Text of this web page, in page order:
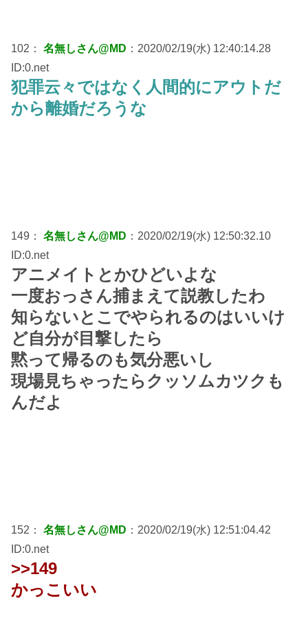
102： 名無しさん@MD ：2020/02/19(水) 12:40:14.28
ID:0.net
犯罪云々ではなく人間的にアウトだ
から離婚だろうな
149： 名無しさん@MD ：2020/02/19(水) 12:50:32.10
ID:0.net
アニメイトとかひどいよな
一度おっさん捕まえて説教したわ
知らないとこでやられるのはいいけ
ど自分が目撃したら
黙って帰るのも気分悪いし
現場見ちゃったらクッソムカツクも
んだよ
152： 名無しさん@MD ：2020/02/19(水) 12:51:04.42
ID:0.net
>>149
かっこいい